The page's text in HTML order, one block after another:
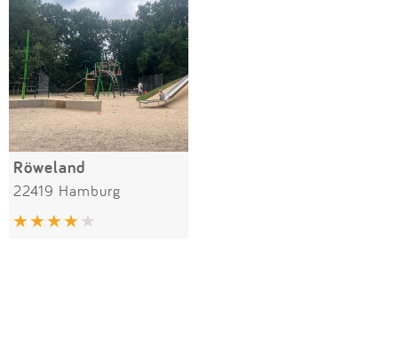
Röweland
22419 Hamburg